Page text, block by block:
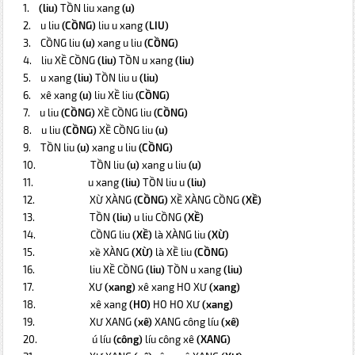
1. (liu)TỒN liu xang(u)
2.
u liu (CỒNG) liu u xang(LIU)
3.
CỒNG liu (u)xang u liu(CỒNG)
4.
liu XỀ CỒNG (liu)TỒN u xang(liu)
5.
u xang (liu)TỒN liu u(liu)
6.
xê xang (u)liu XỀ liu(CỒNG)
7.
u liu (CỒNG)XỀ CỒNG liu(CỒNG)
8.
u liu (CỒNG)XỀ CỒNG liu(u)
9.
TỒN liu (u)xang u liu(CỒNG)
10.
TỒN liu (u)xang u liu(u)
11.
u xang (liu)TỒN liu u(liu)
12.
XỪ XÀNG(CỒNG)XỀ XÀNG CỒNG(XỀ)
13.
TỒN (liu)u liu CỒNG(XỀ)
14.
CỒNG liu (XỀ)là XÀNG liu(XỪ)
15.
xề XÀNG(XỪ)là XỀ liu(CỒNG)
16.
liu XỀ CỒNG (liu)TỒN u xang(liu)
17.
XƯ (xang)xê xang HO XƯ(xang)
18.
xê xang(HO)HO HO XƯ(xang)
19.
XƯ XANG (xê)XANG công líu(xê)
20.
ú líu (công)líu công xê(XANG)